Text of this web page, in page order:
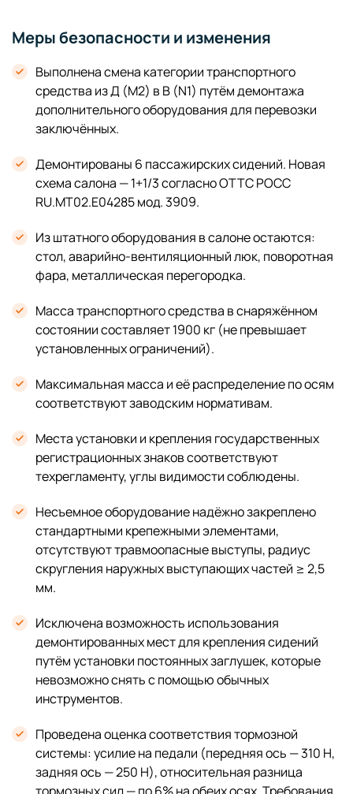
Меры безопасности и изменения
Выполнена смена категории транспортного
средства из Д (М2) в B (N1) путём демонтажа
дополнительного оборудования для перевозки
заключённых.
Демонтированы 6 пассажирских сидений. Новая
схема салона — 1+1/3 согласно ОТТС РОСС
RU.МТ02.E04285 мод. 3909.
Из штатного оборудования в салоне остаются:
стол, аварийно-вентиляционный люк, поворотная
фара, металлическая перегородка.
Масса транспортного средства в снаряжённом
состоянии составляет 1900 кг (не превышает
установленных ограничений).
Максимальная масса и её распределение по осям
соответствуют заводским нормативам.
Места установки и крепления государственных
регистрационных знаков соответствуют
техрегламенту, углы видимости соблюдены.
Несъемное оборудование надёжно закреплено
стандартными крепежными элементами,
отсутствуют травмоопасные выступы, радиус
скругления наружных выступающих частей ≥ 2,5
мм.
Исключена возможность использования
демонтированных мест для крепления сидений
путём установки постоянных заглушек, которые
невозможно снять с помощью обычных
инструментов.
Проведена оценка соответствия тормозной
системы: усилие на педали (передняя ось — 310 Н,
задняя ось — 250 Н), относительная разница